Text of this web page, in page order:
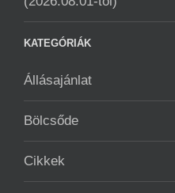
KATEGÓRIÁK
Állásajánlat
Bölcsőde
Cikkek